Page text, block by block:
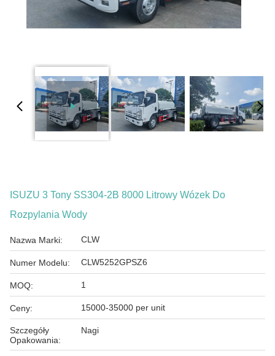
ISUZU 3 Tony SS304-2B 8000 Litrowy Wózek Do
Rozpylania Wody
Nazwa Marki: CLW
Numer Modelu: CLW5252GPSZ6
MOQ: 1
Ceny: 15000-35000 per unit
Szczegóły
Opakowania:
Nagi